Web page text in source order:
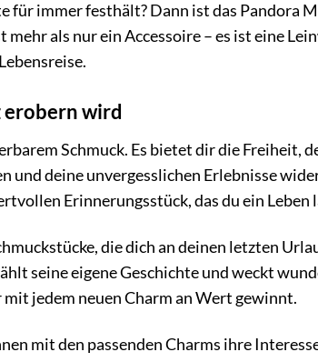
immer festhält? Dann ist das Pandora
als nur ein Accessoire – es ist eine
erobern wird
Schmuck. Es bietet dir die Freiheit,
und deine unvergesslichen Erlebnisse
Erinnerungsstück, das du ein Leben
die dich an deinen letzten
seine eigene Geschichte und weckt
jedem neuen Charm an Wert gewinnt.
mit den passenden Charms ihre